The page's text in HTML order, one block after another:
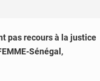
pas recours à la justice
Sénégal,